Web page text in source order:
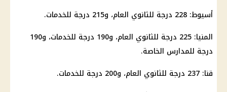
أسيوط: 228 درجة للثانوي العام، و215 درجة للخدمات.
المنيا: 225 درجة للثانوي العام، و190 درجة للخدمات، و190
درجة للمدارس الخاصة.
قنا: 237 درجة للثانوي العام، و200 درجة للخدمات.